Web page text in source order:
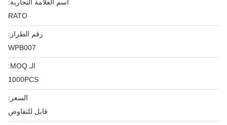
اسم العلامة التجارية:
RATO
رقم الطراز:
WPB007
الـ MOQ:
1000PCS
السعر:
قابل للتفاوض